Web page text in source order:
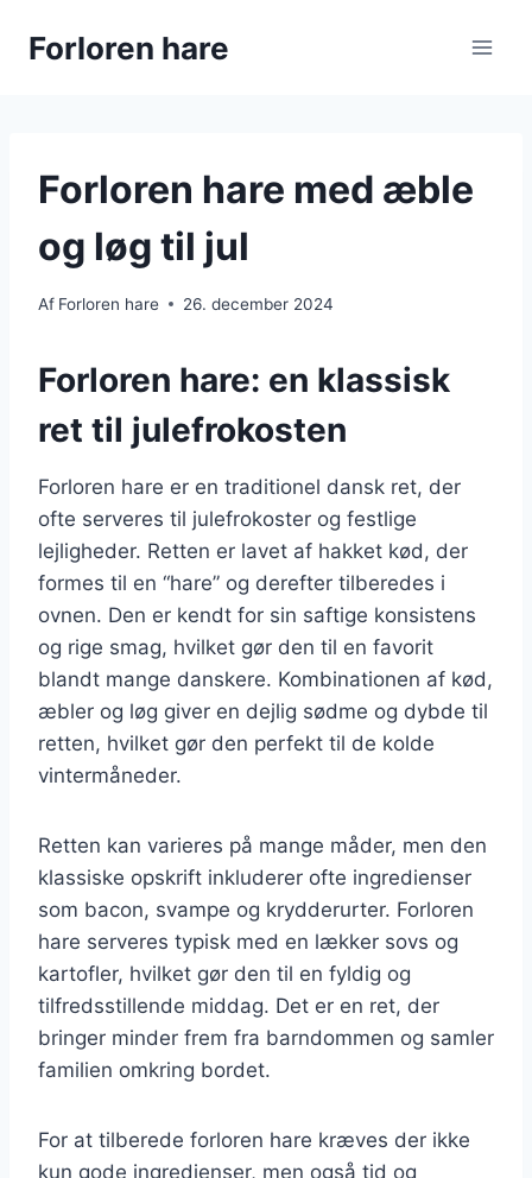
Forloren hare
Forloren hare med æble
og løg til jul
Af Forloren hare 26. december 2024
Forloren hare: en klassisk
ret til julefrokosten
Forloren hare er en traditionel dansk ret, der
ofte serveres til julefrokoster og festlige
lejligheder. Retten er lavet af hakket kød, der
formes til en “hare” og derefter tilberedes i
ovnen. Den er kendt for sin saftige konsistens
og rige smag, hvilket gør den til en favorit
blandt mange danskere. Kombinationen af kød,
æbler og løg giver en dejlig sødme og dybde til
retten, hvilket gør den perfekt til de kolde
vintermåneder.
Retten kan varieres på mange måder, men den
klassiske opskrift inkluderer ofte ingredienser
som bacon, svampe og krydderurter. Forloren
hare serveres typisk med en lækker sovs og
kartofler, hvilket gør den til en fyldig og
tilfredsstillende middag. Det er en ret, der
bringer minder frem fra barndommen og samler
familien omkring bordet.
For at tilberede forloren hare kræves der ikke
kun gode ingredienser, men også tid og